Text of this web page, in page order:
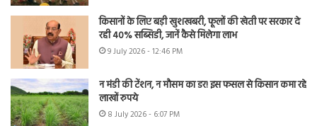
किसानों के लिए बड़ी खुशखबरी, फूलों की खेती पर सरकार दे
रही 40% सब्सिडी, जानें कैसे मिलेगा लाभ
9 July 2026 - 12:46 PM
न मंडी की टेंशन, न मौसम का डर! इस फसल से किसान कमा रहे
लाखों रुपये
8 July 2026 - 6:07 PM